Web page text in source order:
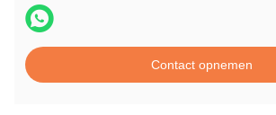
Contact opnemen